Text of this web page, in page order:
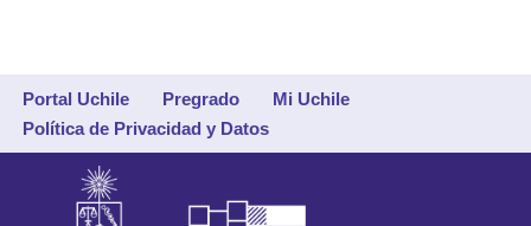
Portal Uchile Pregrado
Mi Uchile
Política de Privacidad y Datos